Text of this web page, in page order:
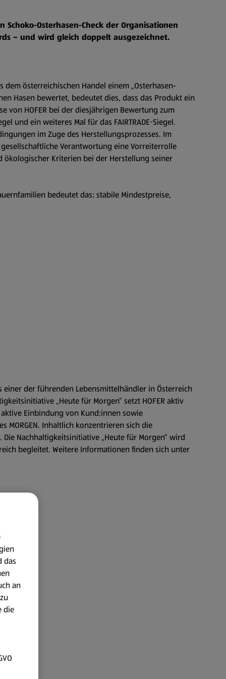
Osterhasen-Check der Organisationen
– und wird gleich doppelt ausgezeichnet.
dem österreichischen Handel einem „Osterhasen-
Hasen bewertet, bedeutet dies, dass das Produkt ein
von HOFER bei der diesjährigen Bewertung zum
und ein weiteres Mal für das FAIRTRADE-Siegel.
im Zuge des Herstellungsprozesses. Im
Verantwortung eine Vorreiterrolle
ökologischer Kriterien bei der Herstellung seiner
bedeutet das: stabile Mindestpreise,
einer der führenden Lebensmittelhändler in Österreich
„Heute für Morgen“ setzt HOFER aktiv
Einbindung von Kund:innen sowie
MORGEN. Inhaltlich konzentrieren sich die
Nachhaltigkeitsinitiative „Heute für Morgen“ wird
begleitet. Weitere Informationen finden sich unter
das
an
die